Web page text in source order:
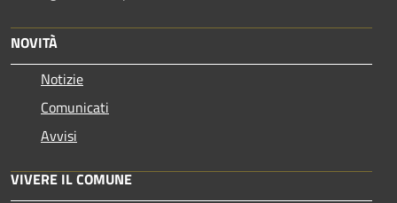
NOVITÀ
Notizie
Comunicati
Avvisi
VIVERE IL COMUNE